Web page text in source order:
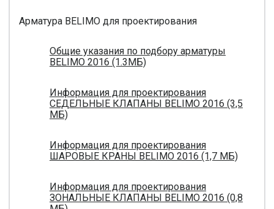
Арматура BELIMO для проектирования
Общие указания по подбору арматуры
BELIMO 2016 (1.3МБ)
Информация для проектирования
СЕДЕЛЬНЫЕ КЛАПАНЫ BELIMO 2016 (3,5
МБ)
Информация для проектирования
ШАРОВЫЕ КРАНЫ BELIMO 2016 (1,7 МБ)
Информация для проектирования
ЗОНАЛЬНЫЕ КЛАПАНЫ BELIMO 2016 (0,8